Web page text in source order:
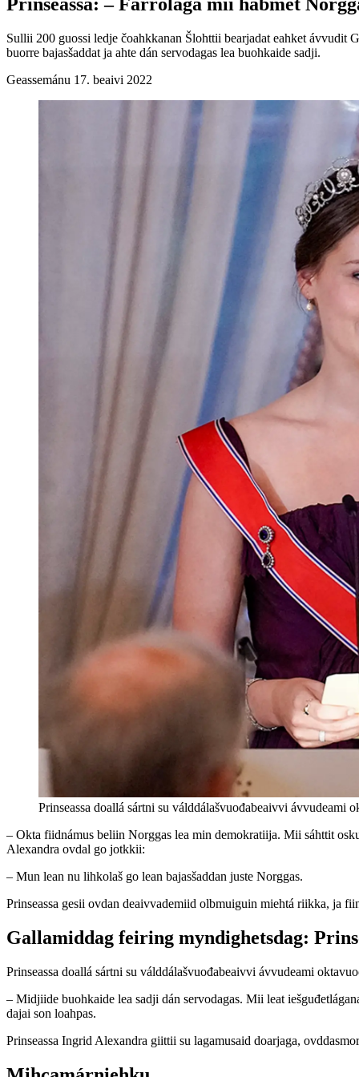
Prinseassa: – Fárrolaga mii hábmet
Sullii 200 guossi ledje čoahkkanan Šlohttii bearjadat eahket ávvudit
buorre bajasšaddat ja ahte dán servodagas lea buohkaide sadji.
Geassemánu 17. beaivi 2022
Prinseassa doallá sártni su válddálašvuođabeaivvi
– Okta fiidnámus beliin Norggas lea min demokratiija. Mii sáhttit
Alexandra ovdal go jotkkii:
– Mun lean nu lihkolaš go lean bajasšaddan juste Norggas.
Prinseassa gesii ovdan deaivvademiid olbmuiguin miehtá riikka, ja
Gallamiddag feiring myndighetsdag:
Prinseassa doallá sártni su válddálašvuođabeaivvi ávvudeami
– Midjiide buohkaide lea sadji dán servodagas. Mii leat
dajai son loahpas.
Prinseassa Ingrid Alexandra giittii su lagamusaid doarjaga,